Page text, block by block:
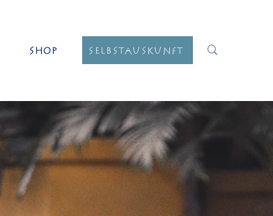
Shop Selbstauskunft